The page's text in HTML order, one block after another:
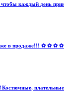
каждый день
✿ ✿ ✿ ✿ ✿
❗️❗️❗️